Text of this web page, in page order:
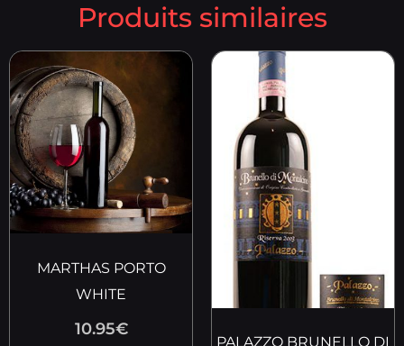
Produits similaires
MARTHAS PORTO
WHITE
10.95€
PALAZZO BRUNELLO DI